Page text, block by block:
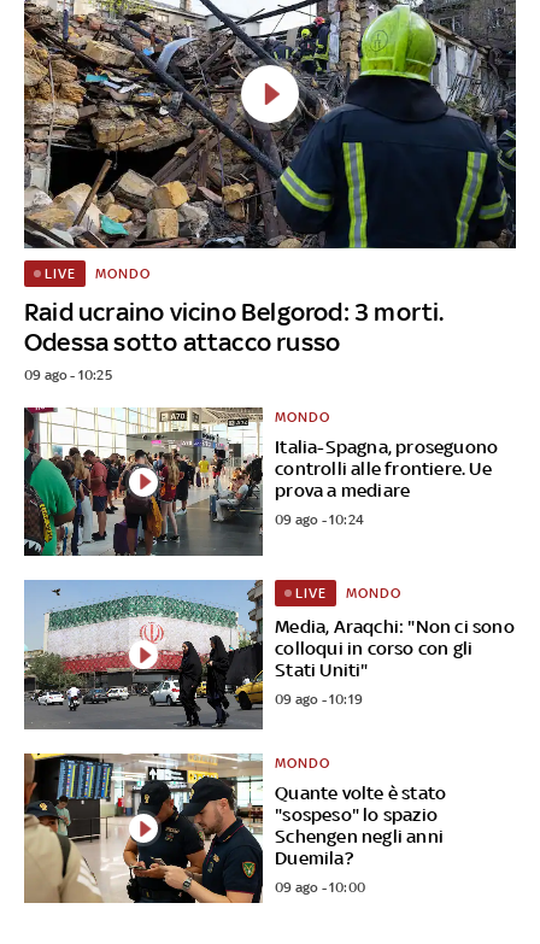
Raid ucraino vicino Belgorod: 3 morti.
Odessa sotto attacco russo
LIVE MONDO
09 ago - 10:25
Italia-Spagna, proseguono
controlli alle frontiere. Ue
prova a mediare
MONDO
09 ago - 10:24
Media, Araqchi: "Non ci sono
colloqui in corso con gli
Stati Uniti"
LIVE MONDO
09 ago - 10:19
Quante volte è stato
"sospeso" lo spazio
Schengen negli anni
Duemila?
MONDO
09 ago - 10:00